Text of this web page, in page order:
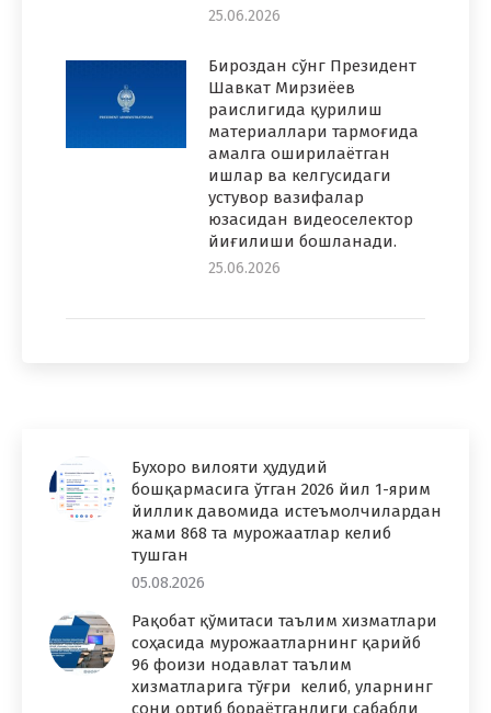
25.06.2026
Бироздан сўнг Президент
Шавкат Мирзиёев
раислигида қурилиш
материаллари тармоғида
амалга оширилаётган
ишлар ва келгусидаги
устувор вазифалар
юзасидан видеоселектор
йиғилиши бошланади.
25.06.2026
Бухоро вилояти ҳудудий
бошқармасига ўтган 2026 йил 1-ярим
йиллик давомида истеъмолчилардан
жами 868 та мурожаатлар келиб
тушган
05.08.2026
Рақобат қўмитаси таълим хизматлари
соҳасида мурожаатларнинг қарийб
96 фоизи нодавлат таълим
хизматларига тўғри келиб, уларнинг
сони ортиб бораётганлиги сабабли